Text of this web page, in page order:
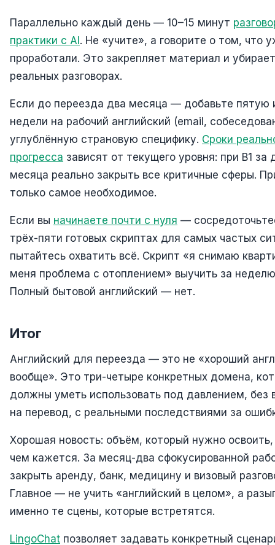
Параллельно каждый день — 10–15 минут
практики с AI. Не «учите», а говорите о том, что
проработали. Это закрепляет материал и
реальных разговорах.
Если до переезда два месяца — добавьте пятую
недели на рабочий английский (email,
углублённую страновую специфику. Сроки
прогресса зависят от текущего уровня: при B1 за
месяца реально закрыть все критичные сферы.
только самое необходимое.
Если вы начинаете почти с нуля —
трёх-пяти готовых скриптах для самых частых
пытайтесь охватить всё. Скрипт «я снимаю
меня проблема с отоплением» выучить за
Полный бытовой английский — нет.
Итог
Английский для переезда — это не «хороший
вообще». Это три-четыре конкретных домена,
должны уметь использовать под давлением, без
на перевод, с реальными последствиями за
Хорошая новость: объём, который нужно
чем кажется. За месяц-два сфокусированной
закрыть аренду, банк, медицину и визовый
Главное — не учить «английский в целом», а
именно те сцены, которые встретятся.
LingoChat позволяет задавать конкретный